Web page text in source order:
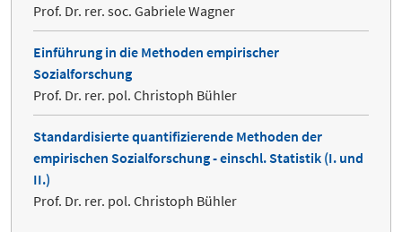
Prof. Dr. rer. soc. Gabriele Wagner
Einführung in die Methoden empirischer
Sozialforschung
Prof. Dr. rer. pol. Christoph Bühler
Standardisierte quantifizierende Methoden der
empirischen Sozialforschung - einschl. Statistik (I. und
II.)
Prof. Dr. rer. pol. Christoph Bühler